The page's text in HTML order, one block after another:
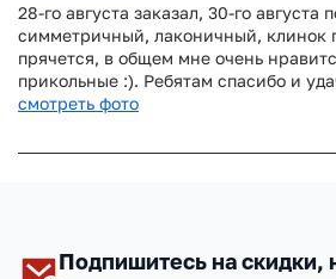
28-го августа заказал, 30-го августа
симметричный, лаконичный, клинок
прячется, в общем мне очень
прикольные :). Ребятам спасибо и
смотреть фото
Подпишитесь на скидки,